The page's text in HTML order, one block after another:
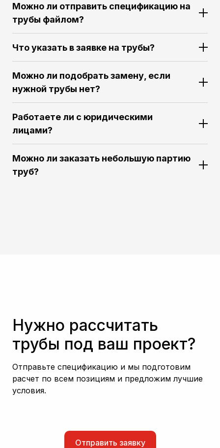
Можно ли отправить спецификацию на
трубы файлом?
Что указать в заявке на трубы?
Можно ли подобрать замену, если
нужной трубы нет?
Работаете ли с юридическими
лицами?
Можно ли заказать небольшую партию
труб?
Нужно рассчитать
трубы под ваш проект?
Отправьте спецификацию и мы подготовим
расчет по всем позициям и предложим лучшие
условия.
Отправить заявку